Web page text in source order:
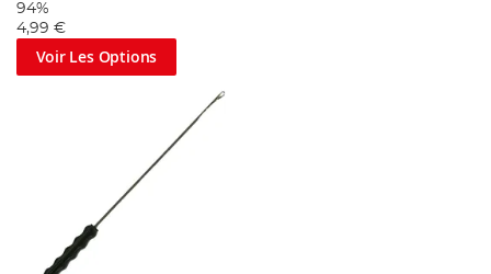
94%
4,99 €
Voir Les Options